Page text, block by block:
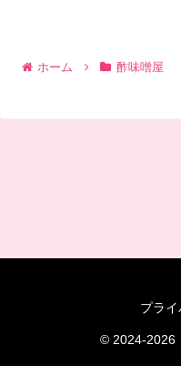
ホーム 酢味噌屋
プラ
© 2024-2026